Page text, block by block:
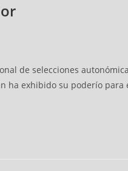
de selecciones
ha exhibido su poderío para